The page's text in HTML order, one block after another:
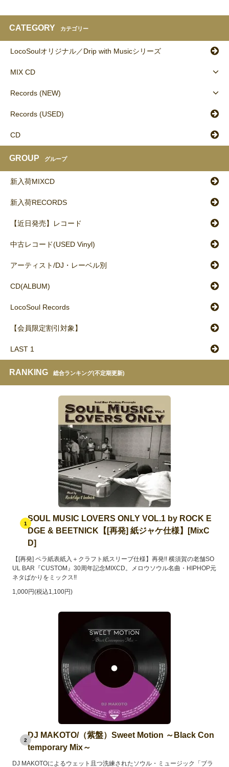
CATEGORY カテゴリー
LocoSoulオリジナル／Drip with Musicシリーズ
MIX CD
Records (NEW)
Records (USED)
CD
GROUP グループ
新入荷MIXCD
新入荷RECORDS
【近日発売】レコード
中古レコード(USED Vinyl)
アーティスト/DJ・レーベル別
CD(ALBUM)
LocoSoul Records
【会員限定割引対象】
LAST 1
RANKING 総合ランキング(不定期更新)
1
SOUL MUSIC LOVERS ONLY VOL.1 by ROCK E
DGE & BEETNICK【[再発] 紙ジャケ仕様】[MixC
D]
【[再発] ペラ紙表紙入＋クラフト紙スリーブ仕様】再発!! 横須賀の老舗SO
UL BAR『CUSTOM』30周年記念MIXCD。メロウソウル名曲・HIPHOP元
ネタばかりをミックス!!
1,000円(税込1,100円)
2
DJ MAKOTO/（紫盤）Sweet Motion ～Black Con
temporary Mix～
DJ MAKOTOによるウェット且つ洗練されたソウル・ミュージック「ブラ